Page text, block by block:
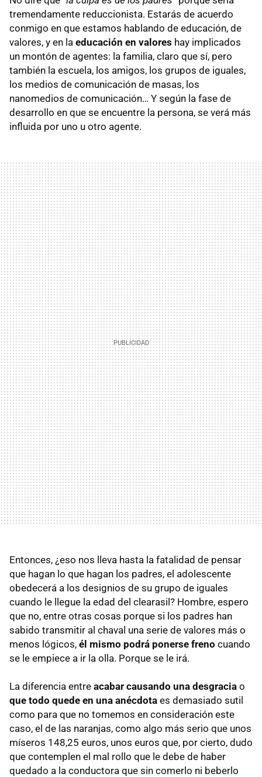
tremendamente reduccionista. Estarás de acuerdo
conmigo en que estamos hablando de educación, de
valores, y en la educación en valores hay implicados
un montón de agentes: la familia, claro que sí, pero
también la escuela, los amigos, los grupos de iguales,
los medios de comunicación de masas, los
nanomedios de comunicación… Y según la fase de
desarrollo en que se encuentre la persona, se verá más
influida por uno u otro agente.
Entonces, ¿eso nos lleva hasta la fatalidad de pensar
que hagan lo que hagan los padres, el adolescente
obedecerá a los designios de su grupo de iguales
cuando le llegue la edad del clearasil? Hombre, espero
que no, entre otras cosas porque si los padres han
sabido transmitir al chaval una serie de valores más o
menos lógicos, él mismo podrá ponerse freno cuando
se le empiece a ir la olla. Porque se le irá.
La diferencia entre acabar causando una desgracia o
que todo quede en una anécdota es demasiado sutil
como para que no tomemos en consideración este
caso, el de las naranjas, como algo más serio que unos
míseros 148,25 euros, unos euros que, por cierto, dudo
que contemplen el mal rollo que le debe de haber
quedado a la conductora que sin comerlo ni beberlo